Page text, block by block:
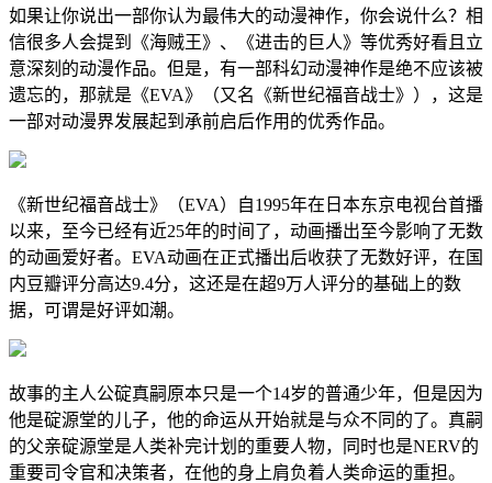
如果让你说出一部你认为最伟大的动漫神作，你会说什么？相
信很多人会提到《海贼王》、《进击的巨人》等优秀好看且立
意深刻的动漫作品。但是，有一部科幻动漫神作是绝不应该被
遗忘的，那就是《EVA》（又名《新世纪福音战士》），这是
一部对动漫界发展起到承前启后作用的优秀作品。
《新世纪福音战士》（EVA）自1995年在日本东京电视台首播
以来，至今已经有近25年的时间了，动画播出至今影响了无数
的动画爱好者。EVA动画在正式播出后收获了无数好评，在国
内豆瓣评分高达9.4分，这还是在超9万人评分的基础上的数
据，可谓是好评如潮。
故事的主人公碇真嗣原本只是一个14岁的普通少年，但是因为
他是碇源堂的儿子，他的命运从开始就是与众不同的了。真嗣
的父亲碇源堂是人类补完计划的重要人物，同时也是NERV的
重要司令官和决策者，在他的身上肩负着人类命运的重担。